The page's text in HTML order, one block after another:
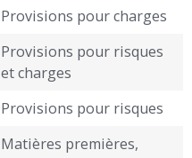
Provisions pour charges
Provisions pour risques
et charges
Provisions pour risques
Matières premières,